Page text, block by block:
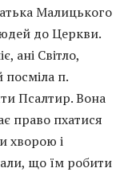
Малицького
до Церкви.
ані Світло,
посміла п.
Псалтир. Вона
право пхатися
хворою і
що їм робити